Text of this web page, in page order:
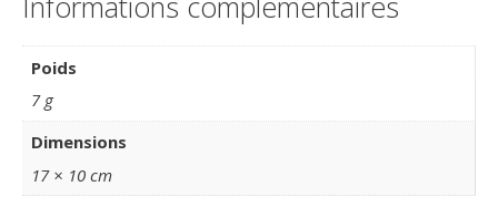
Poids
7 g
Dimensions
17 × 10 cm